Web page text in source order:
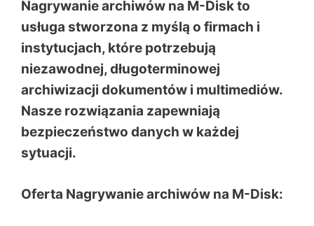
Nagrywanie archiwów na M-Disk to
usługa stworzona z myślą o firmach i
instytucjach, które potrzebują
niezawodnej, długoterminowej
archiwizacji dokumentów i multimediów.
Nasze rozwiązania zapewniają
bezpieczeństwo danych w każdej
sytuacji.
Oferta Nagrywanie archiwów na M-Disk: